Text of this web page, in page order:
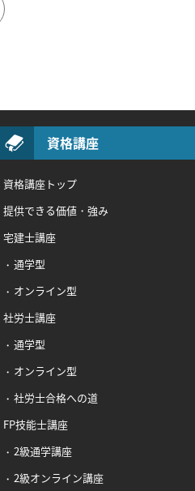
資格講座
資格講座トップ
提供できる価値・強み
宅建士講座
通学型
オンライン型
社労士講座
通学型
オンライン型
社労士合格への道
FP技能士講座
2級通学講座
2級オンライン講座